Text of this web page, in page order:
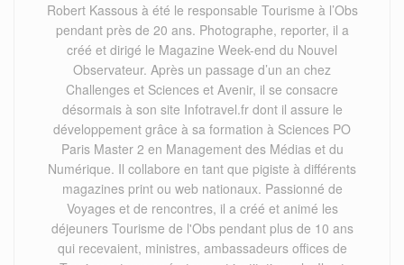
Robert Kassous à été le responsable Tourisme à l’Obs
pendant près de 20 ans. Photographe, reporter, il a
créé et dirigé le Magazine Week-end du Nouvel
Observateur. Après un passage d’un an chez
Challenges et Sciences et Avenir, il se consacre
désormais à son site Infotravel.fr dont il assure le
développement grâce à sa formation à Sciences PO
Paris Master 2 en Management des Médias et du
Numérique. Il collabore en tant que pigiste à différents
magazines print ou web nationaux. Passionné de
Voyages et de rencontres, il a créé et animé les
déjeuners Tourisme de l'Obs pendant plus de 10 ans
qui recevaient, ministres, ambassadeurs offices de